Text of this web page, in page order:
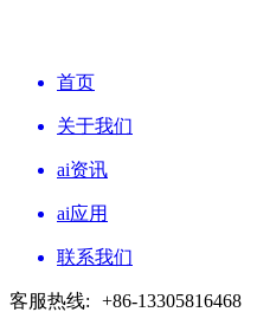
首页
关于我们
ai资讯
ai应用
联系我们
客服热线: +86-13305816468